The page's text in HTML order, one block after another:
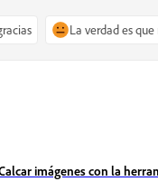
La verdad es que
imágenes con la